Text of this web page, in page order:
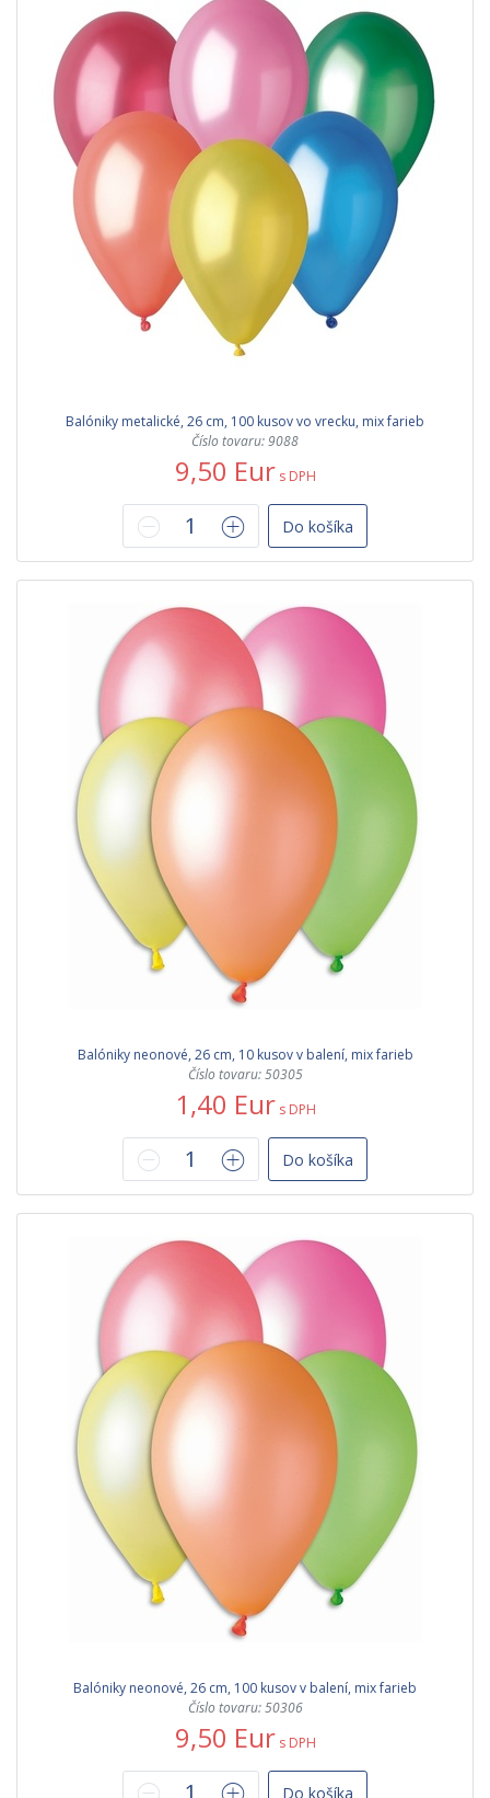
Balóniky metalické, 26 cm, 100 kusov vo vrecku, mix farieb
Číslo tovaru: 9088
9,50 Eur s DPH
Do košíka
Balóniky neonové, 26 cm, 10 kusov v balení, mix farieb
Číslo tovaru: 50305
1,40 Eur s DPH
Do košíka
Balóniky neonové, 26 cm, 100 kusov v balení, mix farieb
Číslo tovaru: 50306
9,50 Eur s DPH
Do košíka